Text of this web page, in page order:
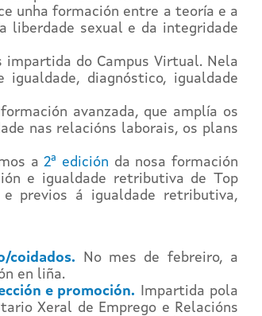
unha formación entre a teoría e a
liberdade sexual e da integridade
impartida do Campus Virtual. Nela
diagnóstico, igualdade
avanzada, que amplía os
nas relacións laborais, os plans
a2ª edición da nosa formación
e igualdade retributiva de Top
e previos á igualdade retributiva,
coidados. No mes de febreiro, a
en liña.
e promoción. Impartida pola
Xeral de Emprego e Relacións